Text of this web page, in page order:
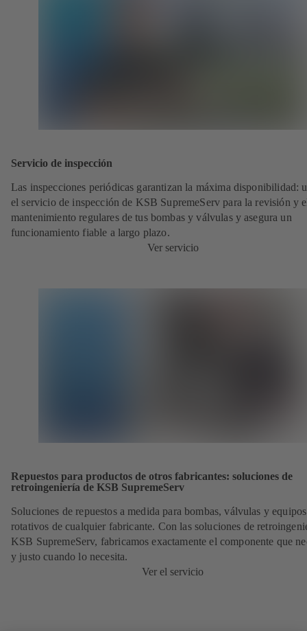
Servicio de inspección
Las inspecciones periódicas garantizan la máxima disponibilidad:
el servicio de inspección de KSB SupremeServ para la revisión y
mantenimiento regulares de tus bombas y válvulas y asegura un
funcionamiento fiable a largo plazo.
Ver servicio
Repuestos para productos de otros fabricantes: soluciones de
retroingeniería de KSB SupremeServ
Soluciones de repuestos a medida para bombas, válvulas y equipos
rotativos de cualquier fabricante. Con las soluciones de
KSB SupremeServ, fabricamos exactamente el componente que
y justo cuando lo necesita.
Ver el servicio